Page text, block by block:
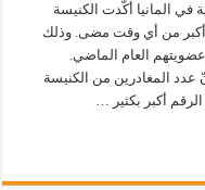
في المانيا أكّدت الكنيسة
أكبر من أي وقت مضى. وذلك
العام الماضي.
المغادرين من الكنيسة